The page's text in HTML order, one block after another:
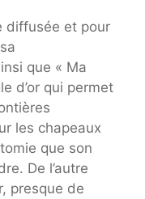
diffusée et pour
que « Ma
d’or qui permet
les chapeaux
que son
De l’autre
presque de